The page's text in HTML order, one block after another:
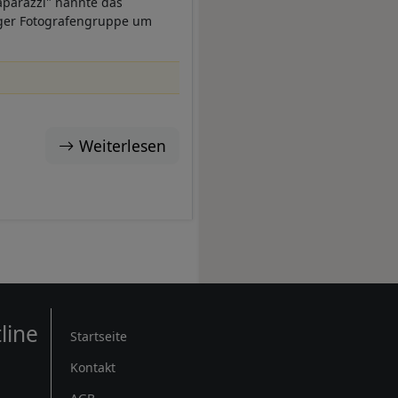
Fotografengruppe um
Weiterlesen
Rechtliches
Startseite
Kontakt